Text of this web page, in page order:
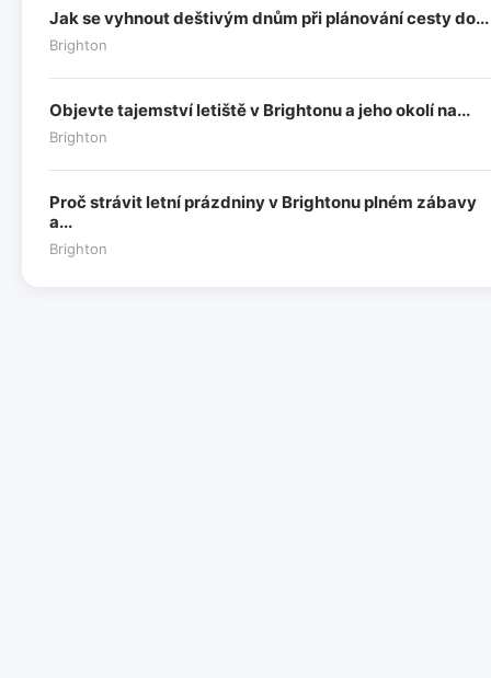
Jak se vyhnout deštivým dnům při plánování cesty do...
Brighton
Objevte tajemství letiště v Brightonu a jeho okolí na...
Brighton
Proč strávit letní prázdniny v Brightonu plném zábavy
a...
Brighton